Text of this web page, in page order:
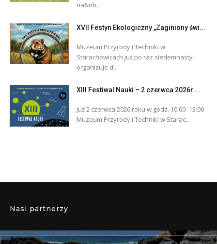
na&nb...
XVII Festyn Ekologiczny „Zaginiony świ...
Muzeum Przyrody i Techniki w
Starachowicach już po raz siedemnasty
organizuje d...
XIII Festiwal Nauki – 2 czerwca 2026r....
Już 2 czerwca 2026 roku w godz. 10:00–13:00
Muzeum Przyrody i Techniki w Starac...
Nasi partnerzy